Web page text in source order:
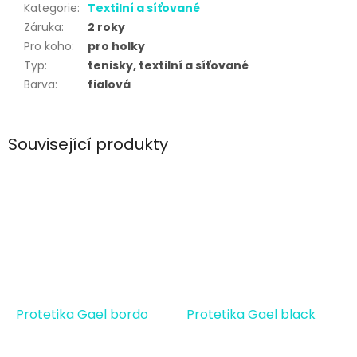
Související produkty
Protetika Gael bordo Protetika Gael black
Kategorie: Textilní a síťované
Záruka:
2 roky
Pro koho:
pro holky
Typ:
tenisky, textilní a síťované
Barva: fialová